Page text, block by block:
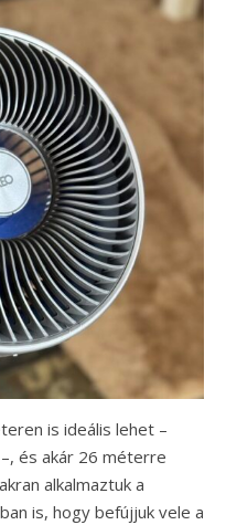
is ideális lehet –
és akár 26 méterre
alkalmaztuk a
is, hogy befújjuk vele a